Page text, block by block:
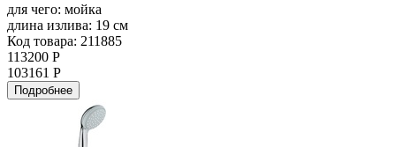
для чего: мойка
длина излива: 19 см
Код товара: 211885
113200 Р
103161 Р
Подробнее